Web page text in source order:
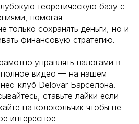
теоретическую базу с
помогая
только сохранять деньги, но и
финансовую стратегию.
управлять налогами в
полное видео — на нашем
клуб Delovar Барселона.
ставьте лайки если
на колокольчик чтобы не
интересное